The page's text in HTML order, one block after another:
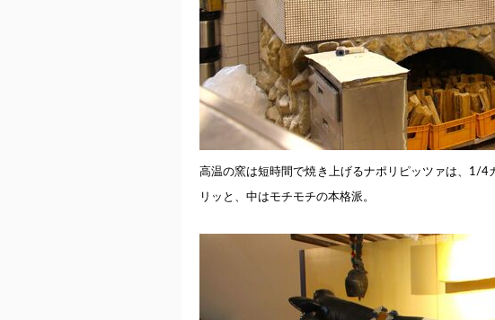
高温の窯は短時間で焼き上げるナポリピッツァは、1/
リッと、中はモチモチの本格派。